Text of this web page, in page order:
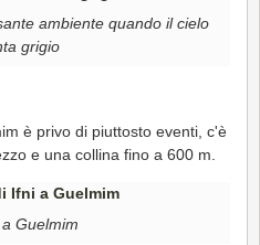
ambiente quando il cielo
grigio
è privo di piuttosto eventi, c'è
e una collina fino a 600 m.
Guelmim